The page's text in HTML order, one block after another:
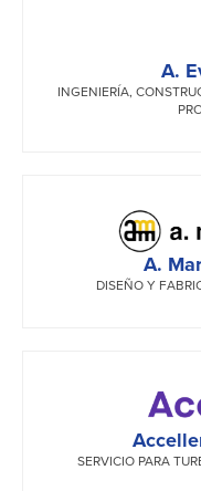
A.
INGENIERÍA,
A.
DISEÑO Y
SERVICIO PARA